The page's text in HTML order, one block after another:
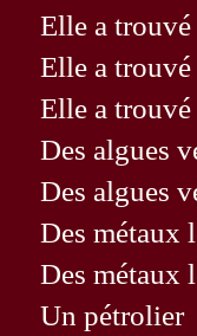
Elle a trouvé
Elle a trouvé
Elle a trouvé
Des algues
Des algues
Des métaux
Des métaux
Un pétrolier